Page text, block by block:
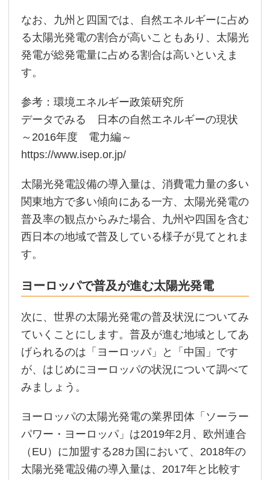
なお、九州と四国では、自然エネルギーに占め
る太陽光発電の割合が高いこともあり、太陽光
発電が総発電量に占める割合は高いといえま
す。
参考：環境エネルギー政策研究所
データでみる 日本の自然エネルギーの現状
～2016年度 電力編～
https://www.isep.or.jp/
太陽光発電設備の導入量は、消費電力量の多い
関東地方で多い傾向にある一方、太陽光発電の
普及率の観点からみた場合、九州や四国を含む
西日本の地域で普及している様子が見てとれま
す。
ヨーロッパで普及が進む太陽光発電
次に、世界の太陽光発電の普及状況についてみ
ていくことにします。普及が進む地域としてあ
げられるのは「ヨーロッパ」と「中国」です
が、はじめにヨーロッパの状況について調べて
みましょう。
ヨーロッパの太陽光発電の業界団体「ソーラー
パワー・ヨーロッパ」は2019年2月、欧州連合
（EU）に加盟する28カ国において、2018年の
太陽光発電設備の導入量は、2017年と比較す